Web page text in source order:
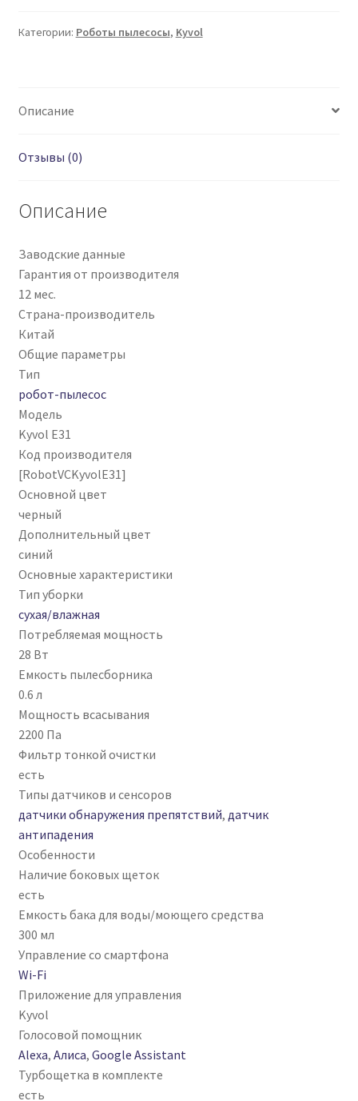
Категории: Роботы пылесосы, Kyvol
Описание
Отзывы (0)
Описание
Заводские данные
Гарантия от производителя
12 мес.
Страна-производитель
Китай
Общие параметры
Тип
робот-пылесос
Модель
Kyvol E31
Код производителя
[RobotVCKyvolE31]
Основной цвет
черный
Дополнительный цвет
синий
Основные характеристики
Тип уборки
сухая/влажная
Потребляемая мощность
28 Вт
Емкость пылесборника
0.6 л
Мощность всасывания
2200 Па
Фильтр тонкой очистки
есть
Типы датчиков и сенсоров
датчики обнаружения препятствий, датчик
антипадения
Особенности
Наличие боковых щеток
есть
Емкость бака для воды/моющего средства
300 мл
Управление со смартфона
Wi-Fi
Приложение для управления
Kyvol
Голосовой помощник
Alexa, Алиса, Google Assistant
Турбощетка в комплекте
есть